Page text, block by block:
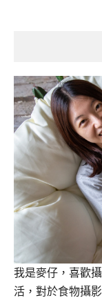
我是麥仔，喜歡
活，對於食物攝